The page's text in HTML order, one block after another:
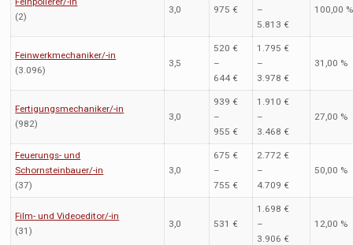
(2)
3,0 975 €
–
5.813 €
100,00 %
Feinwerkmechaniker/-in
(3.096)
3,5
520 €
–
644 €
1.795 €
–
3.978 €
31,00 %
Fertigungsmechaniker/-in
(982)
3,0
939 €
–
955 €
1.910 €
–
3.468 €
27,00 %
Feuerungs- und
Schornsteinbauer/-in
(37)
3,0
675 €
–
755 €
2.772 €
–
4.709 €
50,00 %
Film- und Videoeditor/-in
(31)
3,0 531 €
1.698 €
–
3.906 €
12,00 %